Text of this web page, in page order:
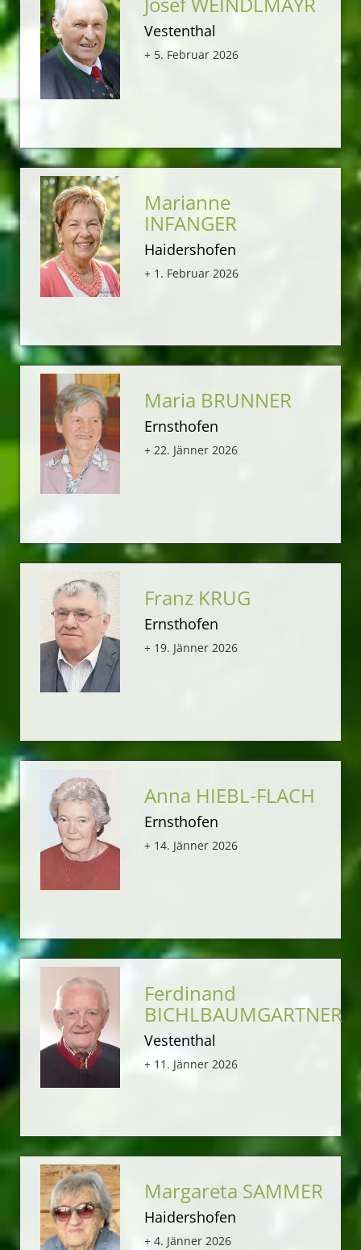
Vestenthal
+ 5. Februar 2026
Marianne
INFANGER
Haidershofen
+ 1. Februar 2026
Maria BRUNNER
Ernsthofen
+ 22. Jänner 2026
Franz KRUG
Ernsthofen
+ 19. Jänner 2026
Anna HIEBL-FLACH
Ernsthofen
+ 14. Jänner 2026
Ferdinand
BICHLBAUMGARTNER
Vestenthal
+ 11. Jänner 2026
Margareta SAMMER
Haidershofen
+ 4. Jänner 2026